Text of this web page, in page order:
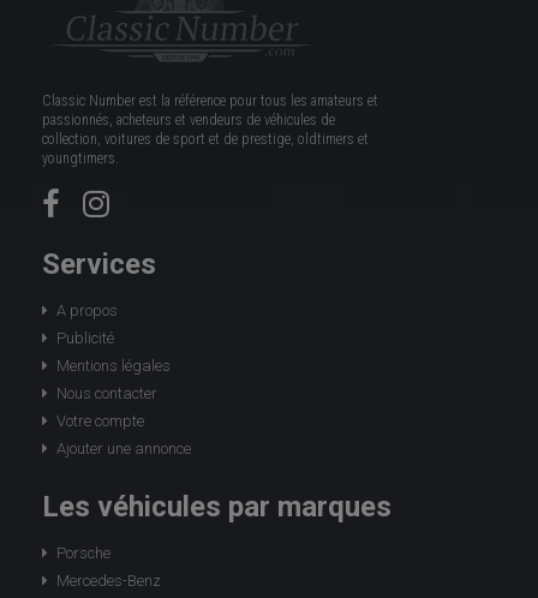
Classic Number est la référence pour tous les amateurs et
passionnés, acheteurs et vendeurs de véhicules de
collection, voitures de sport et de prestige, oldtimers et
youngtimers.
Services
A propos
Publicité
Mentions légales
Nous contacter
Votre compte
Ajouter une annonce
Les véhicules par marques
Porsche
Mercedes-Benz